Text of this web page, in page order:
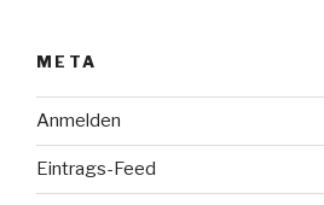
META
Anmelden
Eintrags-Feed